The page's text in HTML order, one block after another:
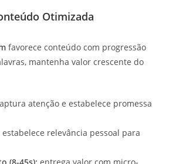
Otimizada
favorece conteúdo com progressão
mantenha valor crescente do
atenção e estabelece promessa
estabelece relevância pessoal para